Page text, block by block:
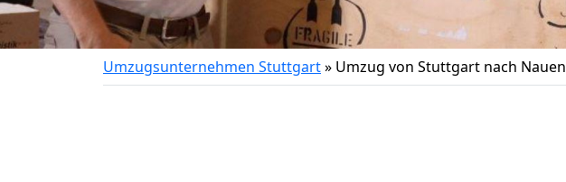
Umzugsunternehmen Stuttgart» Umzug von Stuttgart nach Nauen